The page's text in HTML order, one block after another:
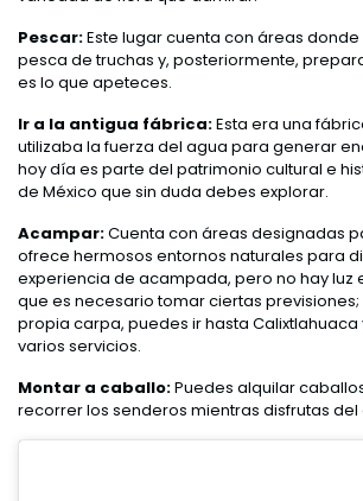
Pescar:Este lugar cuenta con áreas
pesca de truchas y, posteriormente,
es lo que apeteces.
Ir a la antigua fábrica:Esta era una
utilizaba la fuerza del agua para generar
hoy día es parte del patrimonio cultural e
de México que sin duda debes explorar.
Acampar:Cuenta con áreas designadas
ofrece hermosos entornos naturales para
experiencia de acampada, pero no hay luz
que es necesario tomar ciertas previsiones;
propia carpa, puedes ir hasta Calixtlahuaca
varios servicios.
Montar a caballo:Puedes alquilar
recorrer los senderos mientras disfrutas del